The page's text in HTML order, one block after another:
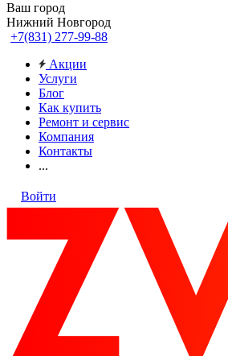
Ваш город
Нижний Новгород
+7(831) 277-99-88
Акции
Услуги
Блог
Как купить
Ремонт и сервис
Компания
Контакты
...
Войти